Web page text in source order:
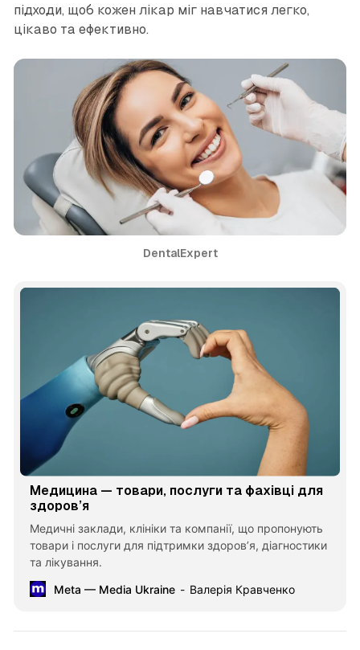
підходи, щоб кожен лікар міг навчатися легко,
цікаво та ефективно.
DentalExpert
Медицина — товари, послуги та фахівці для
здоров’я
Медичні заклади, клініки та компанії, що пропонують
товари і послуги для підтримки здоров’я, діагностики
та лікування.
Meta — Media Ukraine
Валерія Кравченко